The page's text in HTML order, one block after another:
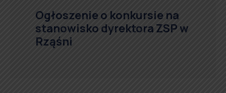
Ogłoszenie o konkursie na
stanowisko dyrektora ZSP w
Rząśni